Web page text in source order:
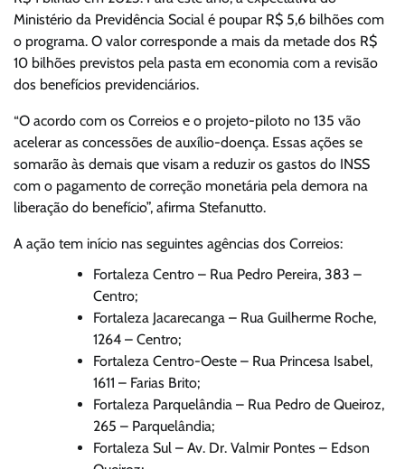
Ministério da Previdência Social é poupar R$ 5,6 bilhões com
o programa. O valor corresponde a mais da metade dos R$
10 bilhões previstos pela pasta em economia com a revisão
dos benefícios previdenciários.
“O acordo com os Correios e o projeto-piloto no 135 vão
acelerar as concessões de auxílio-doença. Essas ações se
somarão às demais que visam a reduzir os gastos do INSS
com o pagamento de correção monetária pela demora na
liberação do benefício”, afirma Stefanutto.
A ação tem início nas seguintes agências dos Correios:
Fortaleza Centro – Rua Pedro Pereira, 383 –
Centro;
Fortaleza Jacarecanga – Rua Guilherme Roche,
1264 – Centro;
Fortaleza Centro-Oeste – Rua Princesa Isabel,
1611 – Farias Brito;
Fortaleza Parquelândia – Rua Pedro de Queiroz,
265 – Parquelândia;
Fortaleza Sul – Av. Dr. Valmir Pontes – Edson